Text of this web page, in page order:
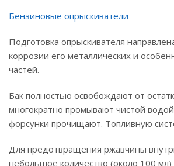
Бензиновые опрыскиватели
Подготовка опрыскивателя
коррозии его металлических и
частей.
Бак полностью освобождают от
многократно промывают чистой
форсунки прочищают. Топливную
Для предотвращения ржавчины
небольшое количество (около 100 мл)